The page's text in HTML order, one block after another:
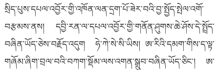
སྲིད་པུས་དཔལ་འབྱོར་གྱི་འཁོན་ལན་དྲག་པོ་ཟེར་བའི་བྱ་སྤྱོད་སྤེལ་འགོ་
བརྩམས་ནས། དབྱི་རན་ལ་དཔལ་འབྱོར་གྱི་གནོན་ཤུགས་ཆེ་ཤོས་དེ་སྤྲོད་
བཞིན་ཡོད་ཅེས་བརྗོད་འདུག ཧེ་ཀེ་སེ་སི་ཡིས། ཨ་རིའི་དམག་གིས་ད་ལྟ་
གཞོམ་ཞིག་བྲལ་བའི་བཀག་སྡོམ་ལས་འགན་སྒྲུབ་བཞིན་ཡོད་ཅིང་། ཨ་